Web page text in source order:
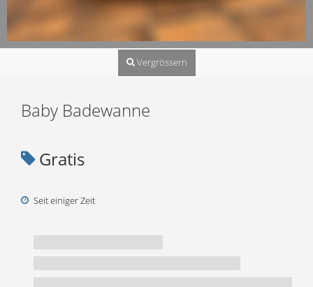
Vergrössern
Baby Badewanne
Gratis
Seit einiger Zeit